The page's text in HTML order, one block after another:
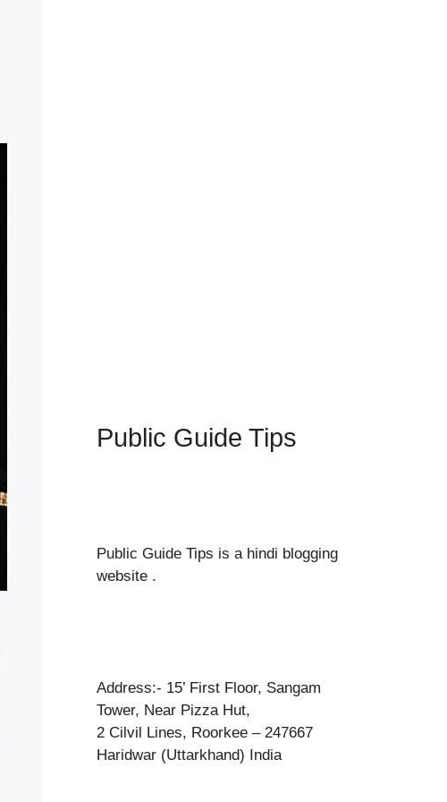
Public Guide Tips
Public Guide Tips is a hindi blogging
website .
Address:- 15’ First Floor, Sangam
Tower, Near Pizza Hut,
2 Cilvil Lines, Roorkee – 247667
Haridwar (Uttarkhand) India